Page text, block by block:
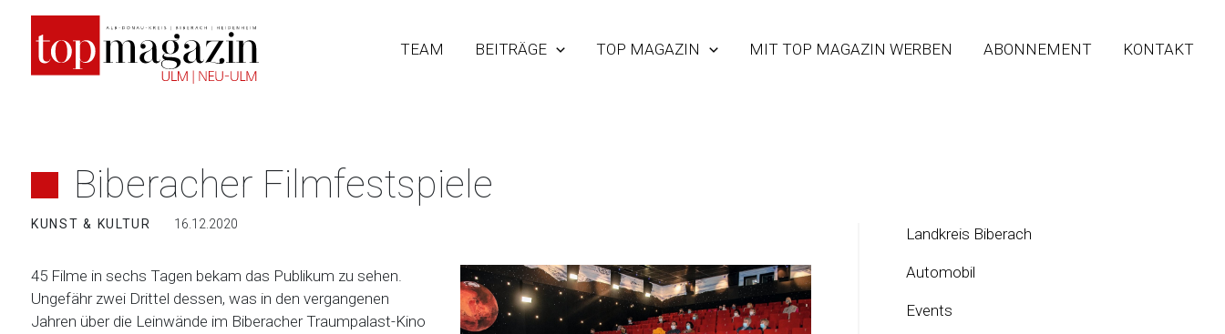
springen
TEAM BEITRÄGE TOP MAGAZIN MIT TOP MAGAZIN WERBEN ABONNEMENT KONTAKT
Biberacher Filmfestspiele
KUNST & KULTUR 16.12.2020
45 Filme in sechs Tagen bekam das Publikum zu sehen.
Ungefähr zwei Drittel dessen, was in den vergangenen
Jahren über die Leinwände im Biberacher Traumpalast-Kino
Landkreis Biberach
Automobil
Events